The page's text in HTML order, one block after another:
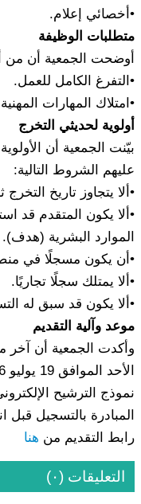
•أخصائي إعلام.
متطلبات الوظيفة
أوضحت الجمعية أن من
•التفرغ الكامل للعمل.
•امتلاك المهارات
أولوية لحديثي التخرج
بيّنت الجمعية أن
عليهم الشروط التالية:
•ألا يتجاوز تاريخ
•ألا يكون المتقدم قد
الموارد البشرية (هدف).
•أن يكون مسجلًا في
•ألا يمتلك سجلًا تجاريًا.
•ألا يكون قد سبق له
موعد وآلية التقديم
وأكدت الجمعية أن آخر
نموذج الترشيح
المبادرة بالتسجيل قبل
رابط التقديم من هنا
التعليقات (٠)